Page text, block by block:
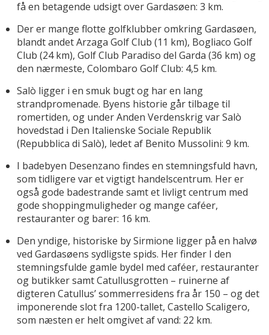
få en betagende udsigt over Gardasøen: 3 km.
Der er mange flotte golfklubber omkring Gardasøen,
blandt andet Arzaga Golf Club (11 km), Bogliaco Golf
Club (24 km), Golf Club Paradiso del Garda (36 km) og
den nærmeste, Colombaro Golf Club: 4,5 km.
Salò ligger i en smuk bugt og har en lang
strandpromenade. Byens historie går tilbage til
romertiden, og under Anden Verdenskrig var Salò
hovedstad i Den Italienske Sociale Republik
(Repubblica di Salò), ledet af Benito Mussolini: 9 km.
I badebyen Desenzano findes en stemningsfuld havn,
som tidligere var et vigtigt handelscentrum. Her er
også gode badestrande samt et livligt centrum med
gode shoppingmuligheder og mange caféer,
restauranter og barer: 16 km.
Den yndige, historiske by Sirmione ligger på en halvø
ved Gardasøens sydligste spids. Her finder I den
stemningsfulde gamle bydel med caféer, restauranter
og butikker samt Catullusgrotten – ruinerne af
digteren Catullus’ sommerresidens fra år 150 – og det
imponerende slot fra 1200-tallet, Castello Scaligero,
som næsten er helt omgivet af vand: 22 km.